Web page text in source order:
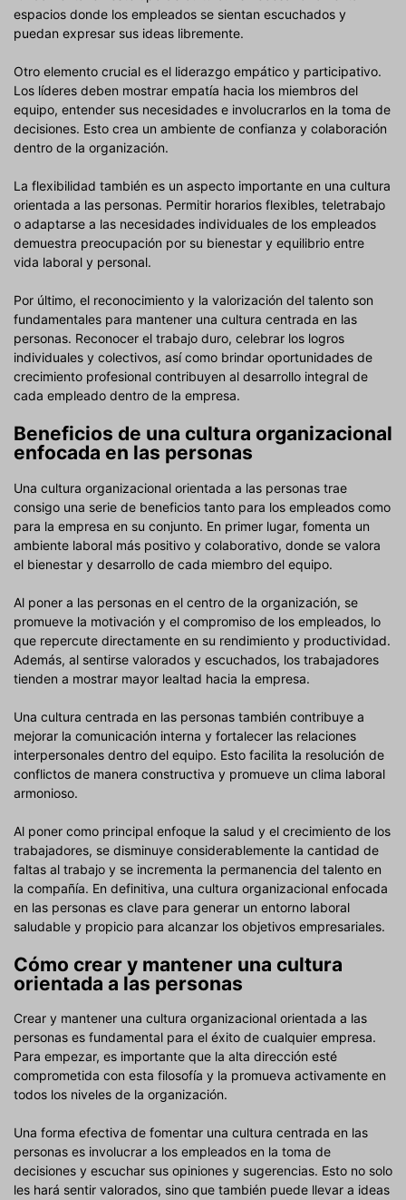
espacios donde los empleados se sientan escuchados y
puedan expresar sus ideas libremente.
Otro elemento crucial es el liderazgo empático y participativo.
Los líderes deben mostrar empatía hacia los miembros del
equipo, entender sus necesidades e involucrarlos en la toma de
decisiones. Esto crea un ambiente de confianza y colaboración
dentro de la organización.
La flexibilidad también es un aspecto importante en una cultura
orientada a las personas. Permitir horarios flexibles, teletrabajo
o adaptarse a las necesidades individuales de los empleados
demuestra preocupación por su bienestar y equilibrio entre
vida laboral y personal.
Por último, el reconocimiento y la valorización del talento son
fundamentales para mantener una cultura centrada en las
personas. Reconocer el trabajo duro, celebrar los logros
individuales y colectivos, así como brindar oportunidades de
crecimiento profesional contribuyen al desarrollo integral de
cada empleado dentro de la empresa.
Beneficios de una cultura organizacional
enfocada en las personas
Una cultura organizacional orientada a las personas trae
consigo una serie de beneficios tanto para los empleados como
para la empresa en su conjunto. En primer lugar, fomenta un
ambiente laboral más positivo y colaborativo, donde se valora
el bienestar y desarrollo de cada miembro del equipo.
Al poner a las personas en el centro de la organización, se
promueve la motivación y el compromiso de los empleados, lo
que repercute directamente en su rendimiento y productividad.
Además, al sentirse valorados y escuchados, los trabajadores
tienden a mostrar mayor lealtad hacia la empresa.
Una cultura centrada en las personas también contribuye a
mejorar la comunicación interna y fortalecer las relaciones
interpersonales dentro del equipo. Esto facilita la resolución de
conflictos de manera constructiva y promueve un clima laboral
armonioso.
Al poner como principal enfoque la salud y el crecimiento de los
trabajadores, se disminuye considerablemente la cantidad de
faltas al trabajo y se incrementa la permanencia del talento en
la compañía. En definitiva, una cultura organizacional enfocada
en las personas es clave para generar un entorno laboral
saludable y propicio para alcanzar los objetivos empresariales.
Cómo crear y mantener una cultura
orientada a las personas
Crear y mantener una cultura organizacional orientada a las
personas es fundamental para el éxito de cualquier empresa.
Para empezar, es importante que la alta dirección esté
comprometida con esta filosofía y la promueva activamente en
todos los niveles de la organización.
Una forma efectiva de fomentar una cultura centrada en las
personas es involucrar a los empleados en la toma de
decisiones y escuchar sus opiniones y sugerencias. Esto no solo
les hará sentir valorados, sino que también puede llevar a ideas